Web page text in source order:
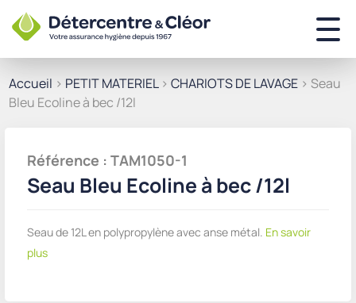
Accueil > PETIT MATERIEL> CHARIOTS DE LAVAGE > Seau
Bleu Ecoline à bec /12l
Référence : TAM1050-1
Seau Bleu Ecoline à bec /12l
Seau de 12L en polypropylène avec anse métal. En savoir
plus